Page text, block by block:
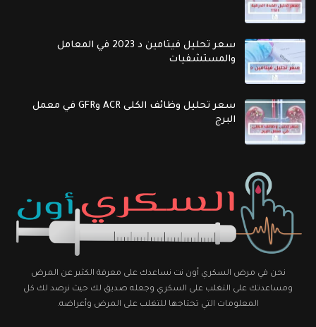
سعر تحليل فيتامين د 2023 في المعامل
والمستشفيات
سعر تحليل وظائف الكلى ACR وGFR في معمل
البرج
نحن في مرض السكري أون نت نساعدك على معرفة الكثير عن المرض
ومساعدتك على التغلب على السكري وجعله صديق لك حيث نرصد لك كل
المعلومات التي تحتاجها للتغلب على المرض وأعراضه.